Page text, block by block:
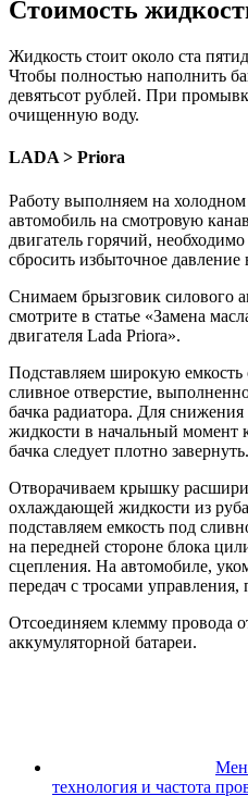
Стоимость
Жидкость стоит около ста
Чтобы полностью наполнить
девятьсот рублей. При
очищенную воду.
LADA > Priora
Работу выполняем на холодном
автомобиль на смотровую
двигатель горячий,
сбросить избыточное
Снимаем брызговик силового
смотрите в статье «Замена
двигателя Lada Priora».
Подставляем широкую
сливное отверстие,
бачка радиатора. Для
жидкости в начальный момент
бачка следует плотно завернуть.
Отворачиваем крышку
охлаждающей жидкости из
подставляем емкость под
на передней стороне блока
сцепления. На автомобиле,
передач с тросами управления,
Отсоединяем клемму провода
аккумуляторной батареи.
технология и частота